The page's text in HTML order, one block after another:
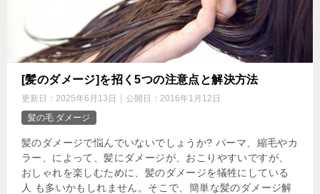
[髪のダメージ]を招く5つの注意点と解決方法
更新日： 2025年6月13日 公開日： 2016年1月12日
髪の毛 ダメージ
髪のダメージで悩んでいないでしょうか? パーマ、縮毛やカ
ラー、によって、髪にダメージが、おこりやすいですが、
おしゃれを楽しむために、髪のダメージを犠牲にしている
人 も多いかもしれません。そこで、簡単な髪のダメージ解